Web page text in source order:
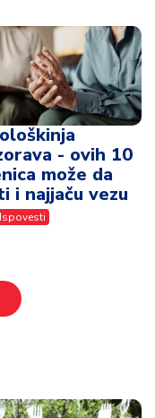
- ovih 10
može da
i najjaču vezu
Ispovesti